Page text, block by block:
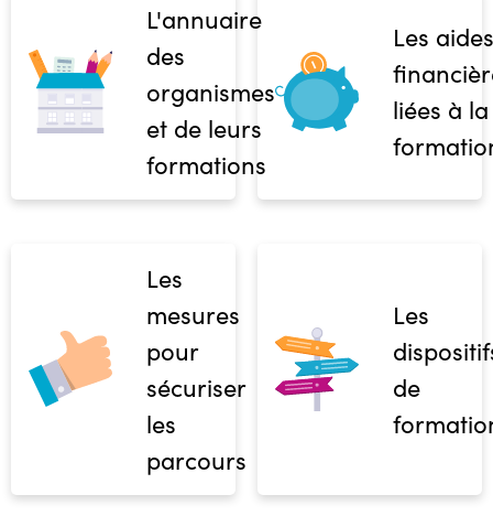
L'annuaire
des
organismes
et de leurs
formations
Les aides
liées à la
Les
mesures
pour
sécuriser
les
parcours
Les
de